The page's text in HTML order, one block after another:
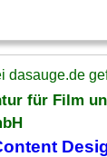
dasauge.de
für Film